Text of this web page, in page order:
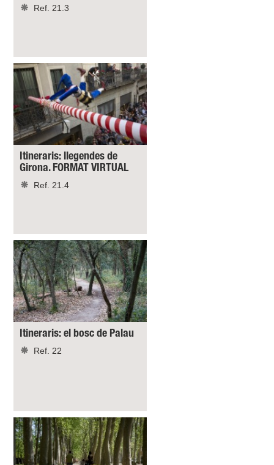
Ref. 21.3
Itineraris: llegendes de
Girona. FORMAT VIRTUAL
Ref. 21.4
Itineraris: el bosc de Palau
Ref. 22